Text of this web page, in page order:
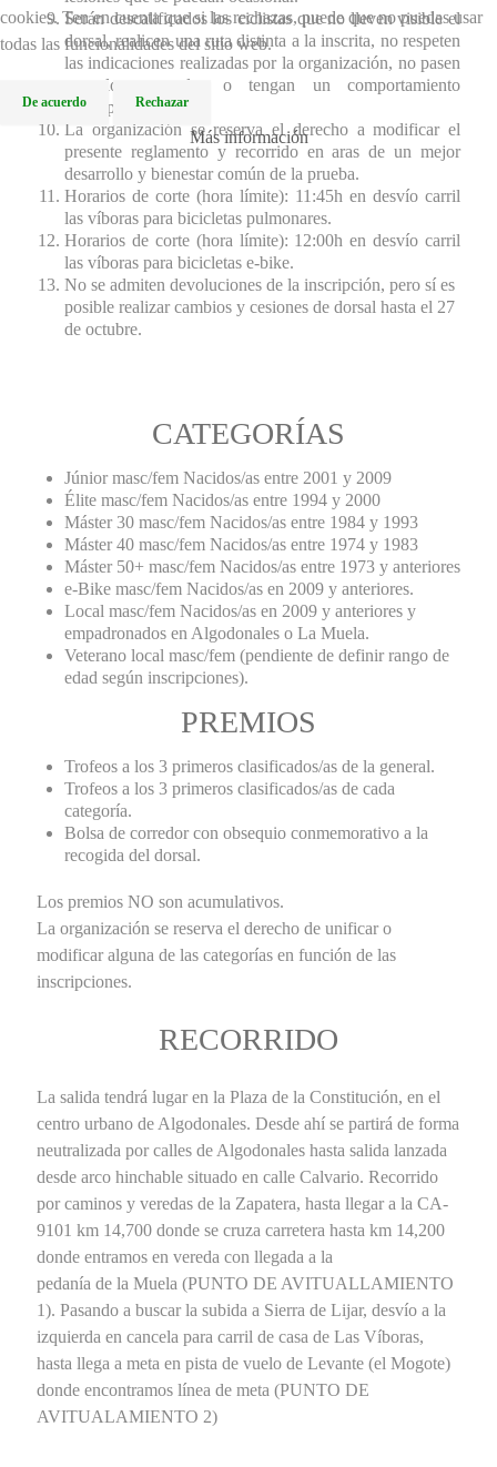
Serán descalificados los ciclistas que no lleven visible el
dorsal, realicen una ruta distinta a la inscrita, no respeten
las indicaciones realizadas por la organización, no pasen
por los controles o tengan un comportamiento
antideportivo.
La organización se reserva el derecho a modificar el
presente reglamento y recorrido en aras de un mejor
desarrollo y bienestar común de la prueba.
Horarios de corte (hora límite): 11:45h en desvío carril
las víboras para bicicletas pulmonares.
Horarios de corte (hora límite): 12:00h en desvío carril
las víboras para bicicletas e-bike.
No se admiten devoluciones de la inscripción, pero sí es
posible realizar cambios y cesiones de dorsal hasta el 27
de octubre.
CATEGORÍAS
Júnior masc/fem Nacidos/as entre 2001 y 2009
Élite masc/fem Nacidos/as entre 1994 y 2000
Máster 30 masc/fem Nacidos/as entre 1984 y 1993
Máster 40 masc/fem Nacidos/as entre 1974 y 1983
Máster 50+ masc/fem Nacidos/as entre 1973 y anteriores
e-Bike masc/fem Nacidos/as en 2009 y anteriores.
Local masc/fem Nacidos/as en 2009 y anteriores y
empadronados en Algodonales o La Muela.
Veterano local masc/fem (pendiente de definir rango de
edad según inscripciones).
PREMIOS
Trofeos a los 3 primeros clasificados/as de la general.
Trofeos a los 3 primeros clasificados/as de cada
categoría.
Bolsa de corredor con obsequio conmemorativo a la
recogida del dorsal.
Los premios NO son acumulativos.
La organización se reserva el derecho de unificar o
modificar alguna de las categorías en función de las
inscripciones.
RECORRIDO
La salida tendrá lugar en la Plaza de la Constitución, en el
centro urbano de Algodonales. Desde ahí se partirá de forma
neutralizada por calles de Algodonales hasta salida lanzada
desde arco hinchable situado en calle Calvario. Recorrido
por caminos y veredas de la Zapatera, hasta llegar a la CA-
9101 km 14,700 donde se cruza carretera hasta km 14,200
donde entramos en vereda con llegada a la
pedanía de la Muela (PUNTO DE AVITUALLAMIENTO
1). Pasando a buscar la subida a Sierra de Lijar, desvío a la
izquierda en cancela para carril de casa de Las Víboras,
hasta llega a meta en pista de vuelo de Levante (el Mogote)
donde encontramos línea de meta (PUNTO DE
AVITUALAMIENTO 2)
cookies. Ten en cuenta que si las rechazas, puede que no puedas usar
todas las funcionalidades del sitio web.
De acuerdo Rechazar
Más información